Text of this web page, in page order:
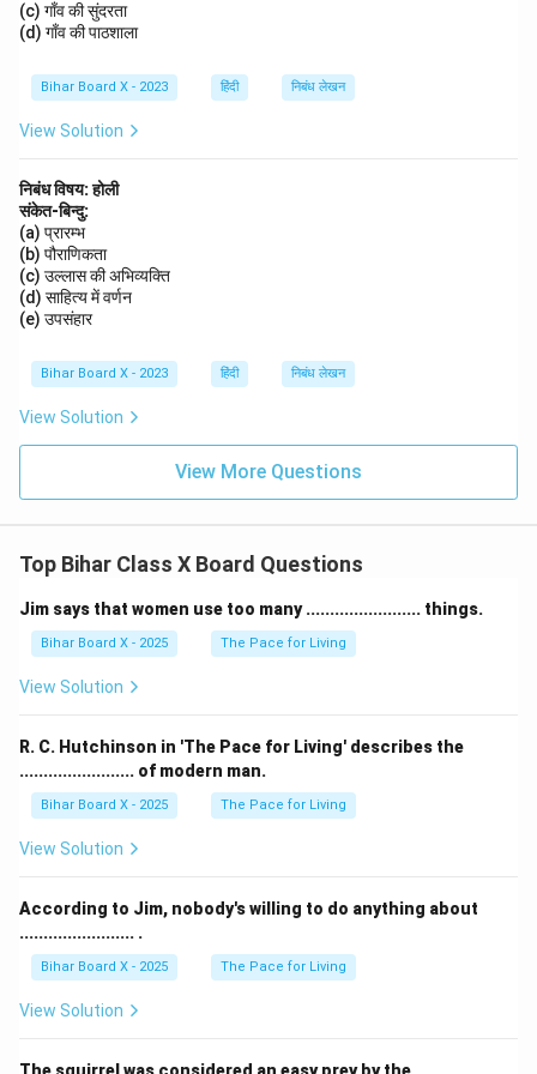
कर सकते हैं, बल्कि आने वाली पीढ़ियों के लिए एक स्थिर और सुरक्षित
जल आपूर्ति सुनिश्चित कर सकते हैं। यह समय की आवश्यकता है कि
हम सभी इस दिशा में जागरूकता बढ़ाएं और पानी की बचत को अपने
जीवन का हिस्सा बनाएं।
(c) गाँव की सुंदरता
(d) गाँव की पाठशाला
Bihar Board X - 2023 हिंदी निबंध लेखन
View Solution
निबंध विषय: होली
संकेत-बिन्दु:
(a) प्रारम्भ
(b) पौराणिकता
(c) उल्लास की अभिव्यक्ति
(d) साहित्य में वर्णन
(e) उपसंहार
Bihar Board X - 2023 हिंदी निबंध लेखन
View Solution
View More Questions
Top Bihar Class X Board Questions
Jim says that women use too many ........................ things.
Bihar Board X - 2025 The Pace for Living
View Solution
R. C. Hutchinson in 'The Pace for Living' describes the
........................ of modern man.
Bihar Board X - 2025 The Pace for Living
View Solution
According to Jim, nobody's willing to do anything about
........................ .
Bihar Board X - 2025 The Pace for Living
View Solution